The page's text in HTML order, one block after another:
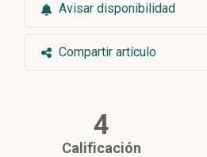
Avisar disponibilidad
Compartir artículo
4
Calificación